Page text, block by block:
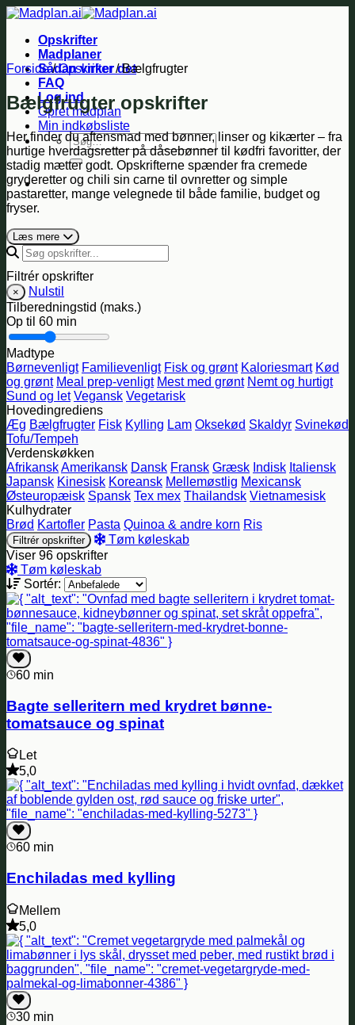
Fortsæt
indholdOpskrifter
Madplaner
Sådan virker det
FAQ
Log ind
Opret madplan
Min indkøbsliste
Søg
efter:
Forside/Opskrifter/Bælgfrugter
Bælgfrugter opskrifter
Her finder du aftensmad med bønner, linser og kikærter – fra
hurtige hverdagsretter på dåsebønner til kødfri favoritter, der
stadig mætter godt. Opskrifterne spænder fra cremede
gryderetter og chili sin carne til ovnretter og simple
pastaretter, mange velegnede til både familie, budget og
fryser.
Læs mere
Filtrér opskrifter
×
Nulstil
Tilberedningstid (maks.)
Op til 60 min
Madtype
Børnevenligt Familievenligt Fisk og grønt Kaloriesmart Kød
og grønt Meal prep-venligt Mest med grønt Nemt og hurtigt
Sund og let Vegansk Vegetarisk
Hovedingrediens
Æg Bælgfrugter Fisk Kylling Lam Oksekød Skaldyr Svinekød
Tofu/Tempeh
Verdenskøkken
AfrikanskAmerikansk Dansk Fransk Græsk Indisk Italiensk
Japansk Kinesisk Koreansk Mellemøstlig Mexicansk
Østeuropæisk Spansk Tex mex Thailandsk Vietnamesisk
Kulhydrater
Brød Kartofler Pasta Quinoa & andre korn Ris
Filtrér opskrifter
Tøm køleskab
Viser 96 opskrifter
Tøm køleskab
Sortér:
60 min
Bagte selleritern med krydret bønne-
tomatsauce og spinat
Let
5,0
60 min
Enchiladas med kylling
Mellem
5,0
30 min